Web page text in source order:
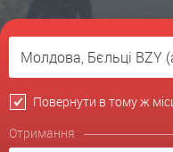
Повернути в тому ж
Отримання